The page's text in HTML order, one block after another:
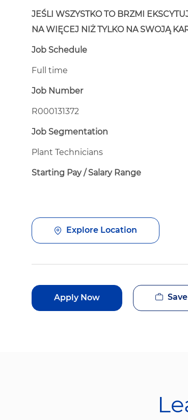
JEŚLI WSZYSTKO TO BRZMI
NA WIĘCEJ NIŻ TYLKO NA SWOJĄ
Job Schedule
Full time
Job Number
R000131372
Job Segmentation
Plant Technicians
Starting Pay / Salary Range
Explore Location
Apply Now